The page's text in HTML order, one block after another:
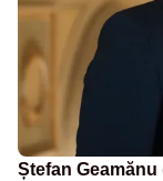
Ștefan